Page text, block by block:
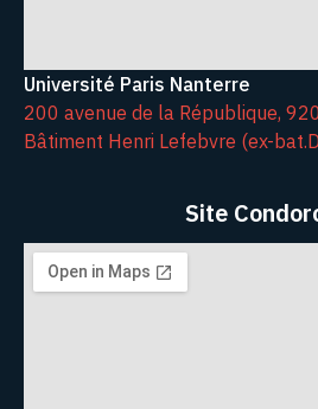
Université Paris Nanterre
200 avenue de la République,
Bâtiment Henri Lefebvre (ex-
Site